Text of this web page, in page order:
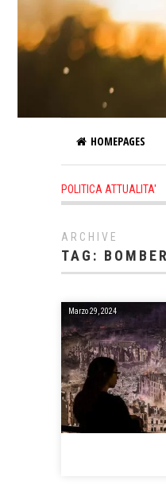
HOMEPAGES
POLITICA ATTUALITA'
3 hours ago - Altro che
ARCHIVE
TAG:
Marzo 29, 2024